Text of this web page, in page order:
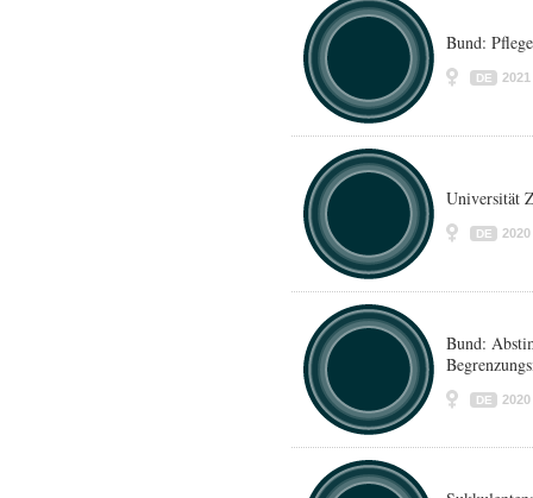
Bund:
DE 2021
Universität
DE 2020
Bund:
DE 2020